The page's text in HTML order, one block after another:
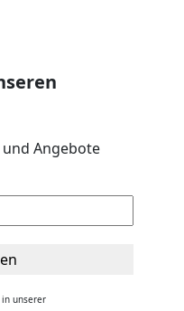
Angebote
in unserer